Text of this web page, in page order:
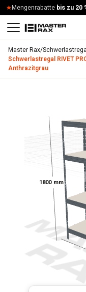
Zum Inhalt springen
Mengenrabatte bis zu 20
Master Rax/
Schwerlastregal RIVET
Anthrazitgrau
1800 mm